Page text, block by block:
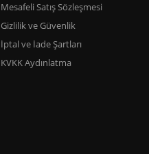
Mesafeli Satış Sözleşmesi
Gizlilik ve Güvenlik
İptal ve İade Şartları
KVKK Aydınlatma